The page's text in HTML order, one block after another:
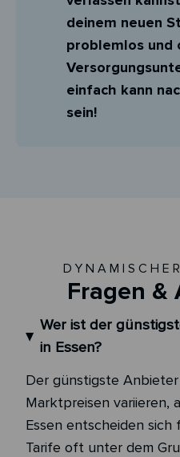
deinem neuen
problemlos und
einfach kann
sein!
Fragen &
Wer ist der
in Essen?
Der günstigste
Marktpreisen variieren,
Essen entscheiden sich
Tarife oft unter dem